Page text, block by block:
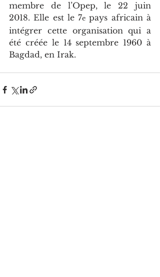
membre de l’Opep, le 22 juin
2018. Elle est le 7e pays africain à
intégrer cette organisation qui a
été créée le 14 septembre 1960 à
Bagdad, en Irak.